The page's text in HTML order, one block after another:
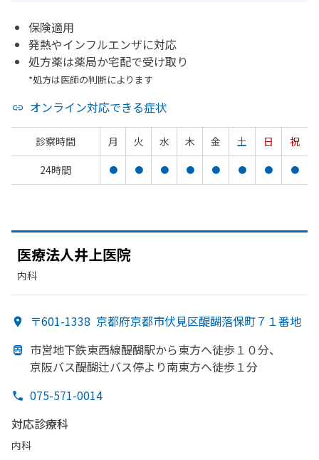
保険適用
発熱やインフルエンザに対応
処方薬は薬局か宅配で受け取り
*処方は医師の判断によります
オンライン対応できる症状
診察時間 月 火 水 木 金 土 日
祝
24時間
● ● ● ● ● ● ● ●
医療法人井上医院
内科
〒601-1338 京都府京都市伏見区醍醐落保町７１番地
市営地下鉄東西線醍醐駅から東方へ徒歩１０分、
京阪バス醍醐辻バス停より南東方へ徒歩１分
075-571-0014
対応診療科
内科